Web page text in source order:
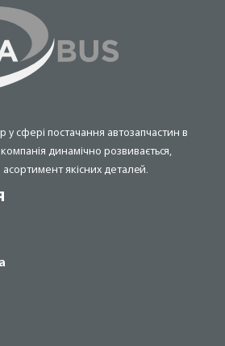
сфері постачання автозапчастин в
динамічно розвивається,
якісних деталей.